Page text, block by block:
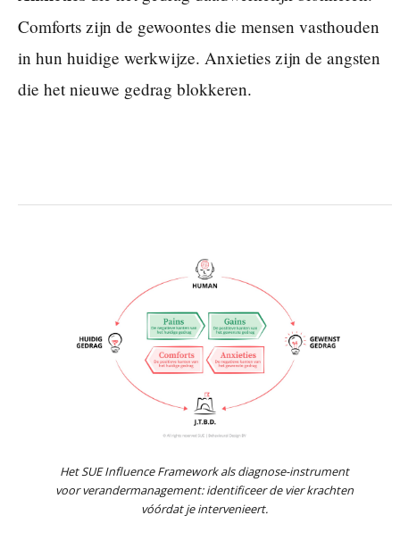
Comforts zijn de gewoontes die mensen vasthouden
in hun huidige werkwijze. Anxieties zijn de angsten
die het nieuwe gedrag blokkeren.
Het SUE Influence Framework als diagnose-instrument
voor verandermanagement: identificeer de vier krachten
vóórdat je intervenieert.